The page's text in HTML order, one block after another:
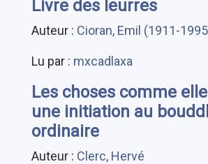
Livre des leurres
Auteur : Cioran, Emil (1911-
Lu par : mxcadlaxa
Les choses comme
une initiation au
ordinaire
Auteur : Clerc, Hervé